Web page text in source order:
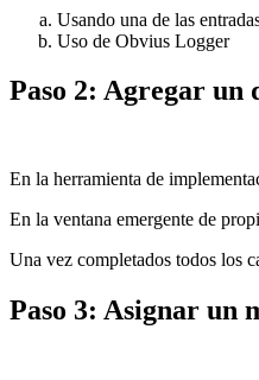
Usando una de las
Uso de Obvius Logger
Paso 2: Agregar un
En la herramienta de
En la ventana emergente de
Una vez completados todos los
Paso 3: Asignar un